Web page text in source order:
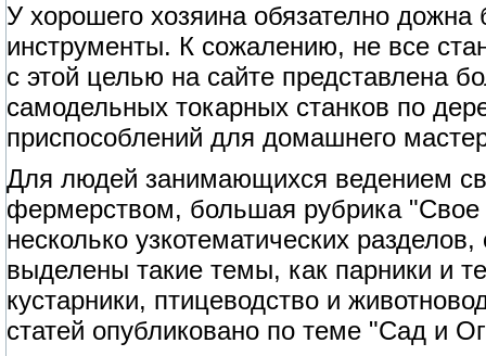
У хорошего хозяина обязателно
инструменты. К сожалению, не все
с этой целью на сайте представлена
самодельных токарных станков по
приспособлений для домашнего
Для людей занимающихся ведением
фермерством, большая рубрика "Свое
несколько узкотематических
выделены такие темы, как парники и
кустарники, птицеводство и
статей опубликовано по теме "Сад и